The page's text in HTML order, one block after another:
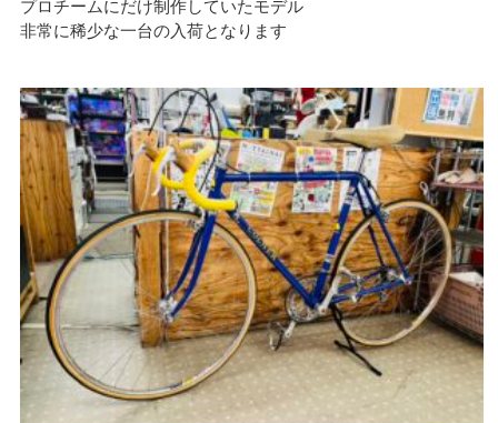
プロチームにだけ制作していたモデル
非常に稀少な一台の入荷となります